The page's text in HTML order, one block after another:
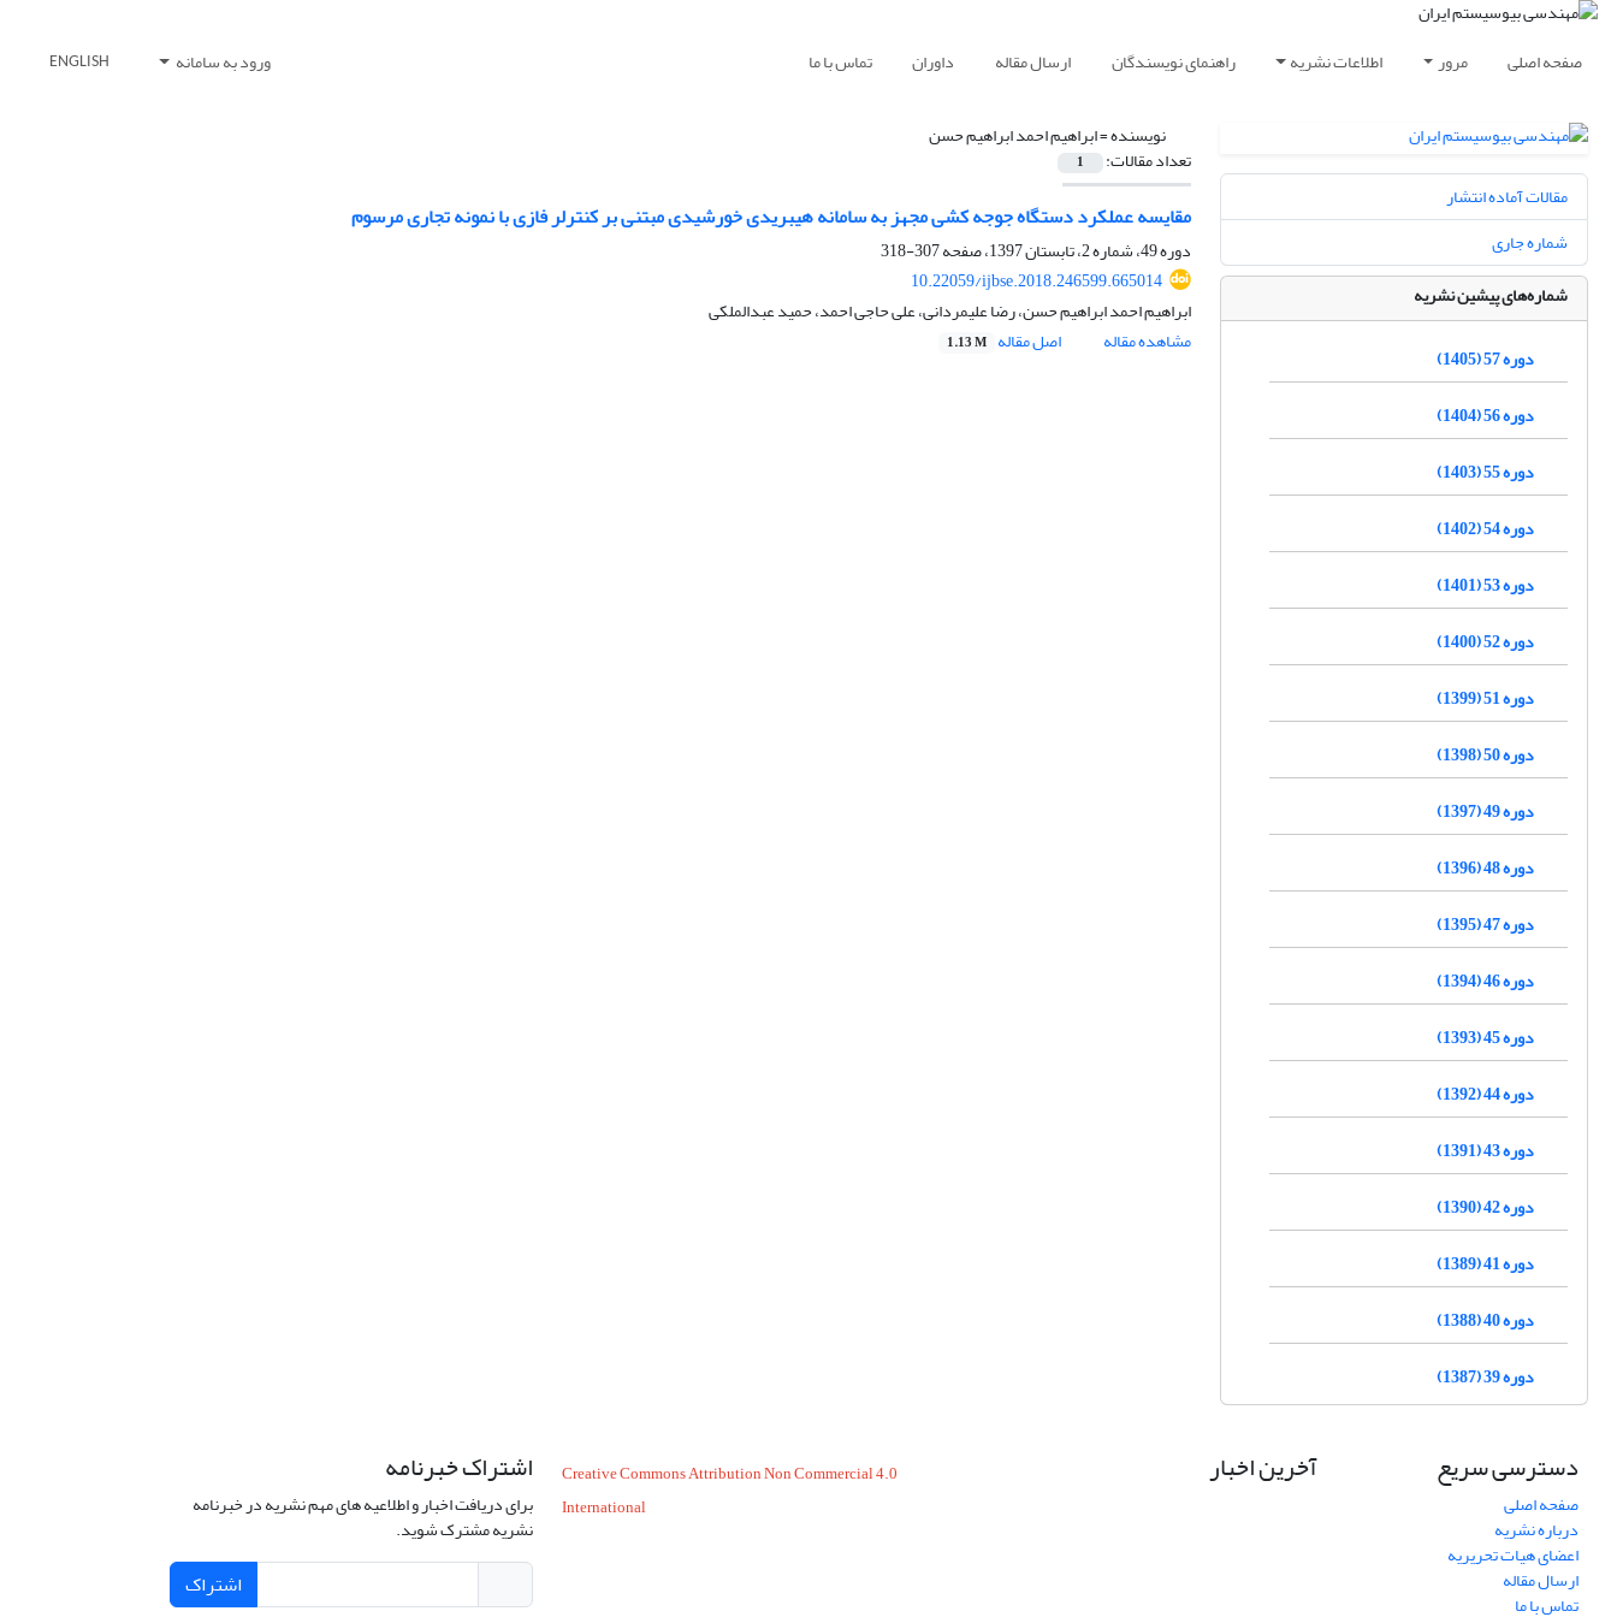
صفحه اصلی مرور اطلاعات نشریه راهنمای نویسندگان ارسال مقاله داوران تماس با ما ورود به سامانه ENGLISH
نویسنده =ابراهیم احمد ابراهیم حسن
تعداد مقالات: 1
مقایسه عملکرد دستگاه جوجه کشی مجهز به سامانه هیبریدی خورشیدی مبتنی بر کنترلر فازی با نمونه تجاری مرسوم
دوره 49، شماره 2، تابستان 1397، صفحه
307-318
10.22059/ijbse.2018.246599.665014
ابراهیم احمد ابراهیم حسن، رضا علیمردانی، علی حاجی احمد، حمید عبدالملکی
مشاهده مقاله
اصل مقاله 1.13 M
مقالات آماده انتشار
شماره جاری
شماره‌های پیشین نشریه
دوره 57 (1405)
دوره 56 (1404)
دوره 55 (1403)
دوره 54 (1402)
دوره 53 (1401)
دوره 52 (1400)
دوره 51 (1399)
دوره 50 (1398)
دوره 49 (1397)
دوره 48 (1396)
دوره 47 (1395)
دوره 46 (1394)
دوره 45 (1393)
دوره 44 (1392)
دوره 43 (1391)
دوره 42 (1390)
دوره 41 (1389)
دوره 40 (1388)
دوره 39 (1387)
دسترسی سریع
صفحه اصلی
درباره نشریه
اعضای هیات تحریریه
ارسال مقاله
تماس با ما
آخرین اخبار
Creative Commons Attribution Non Commercial 4.0
International
اشتراک خبرنامه
برای دریافت اخبار و اطلاعیه های مهم نشریه در خبرنامه
نشریه مشترک شوید.
اشتراک